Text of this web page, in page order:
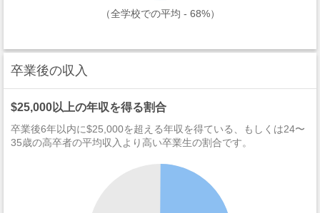
（全学校での平均 - 68%）
卒業後の収入
$25,000以上の年収を得る割合
卒業後6年以内に$25,000を超える年収を得ている、もしくは24〜
35歳の高卒者の平均収入より高い卒業生の割合です。